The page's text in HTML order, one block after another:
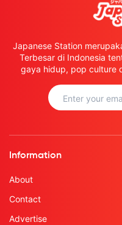
Japanese Station
Terbesar di Indonesia
gaya hidup, pop culture
Information
About
Contact
Advertise